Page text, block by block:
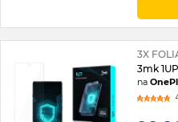
3X
3mk
na